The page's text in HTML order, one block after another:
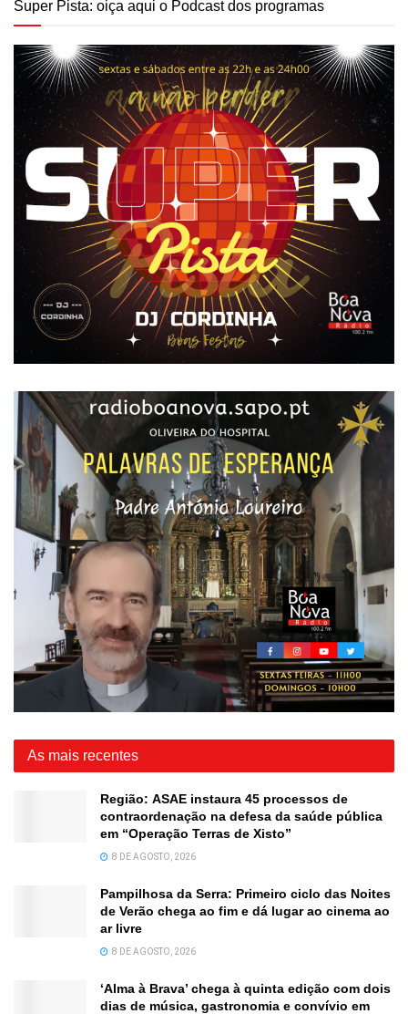
Super Pista: oiça aqui o Podcast dos programas
As mais recentes
Região: ASAE instaura 45 processos de
contraordenação na defesa da saúde pública
em “Operação Terras de Xisto”
8 DE AGOSTO, 2026
Pampilhosa da Serra: Primeiro ciclo das Noites
de Verão chega ao fim e dá lugar ao cinema ao
ar livre
8 DE AGOSTO, 2026
‘Alma à Brava’ chega à quinta edição com dois
dias de música, gastronomia e convívio em